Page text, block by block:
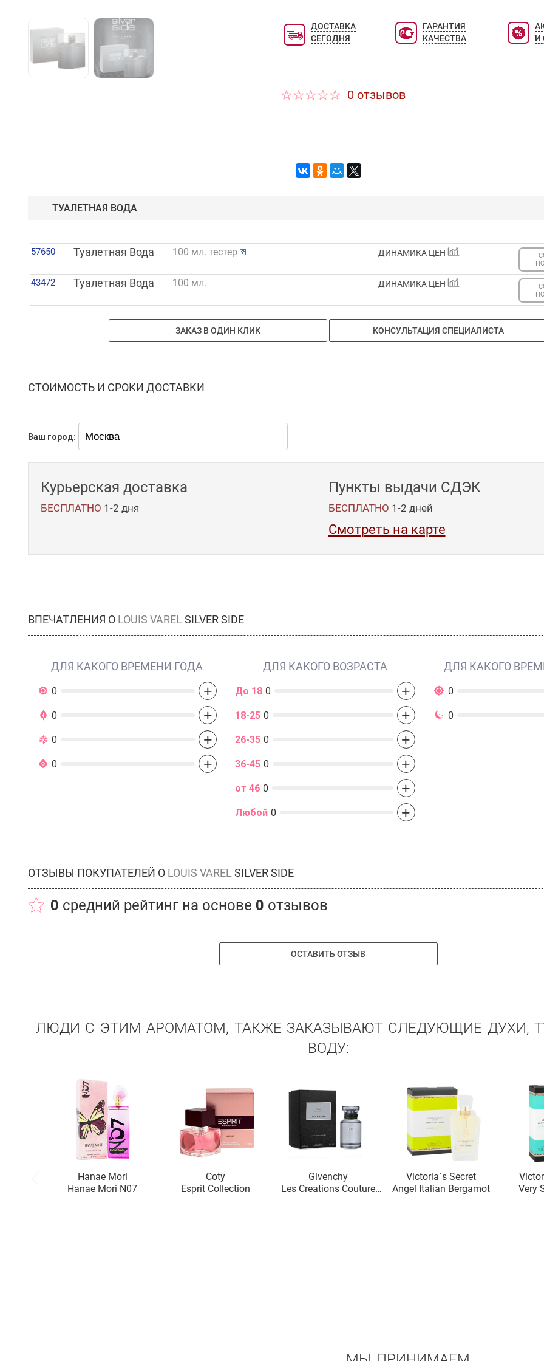
ДОСТАВКА
СЕГОДНЯ
ГАРАНТИЯ
КАЧЕСТВА
И
0 отзывов
ТУАЛЕТНАЯ ВОДА
57650 Туалетная Вода 100 мл. тестер ДИНАМИКА ЦЕН
43472 Туалетная Вода 100 мл. ДИНАМИКА ЦЕН
ЗАКАЗ В ОДИН КЛИК КОНСУЛЬТАЦИЯ СПЕЦИАЛИСТА
СТОИМОСТЬ И СРОКИ ДОСТАВКИ
Ваш город:
Курьерская доставка
БЕСПЛАТНО 1-2 дня
Пункты выдачи СДЭК
БЕСПЛАТНО 1-2 дней
Смотреть на карте
ВПЕЧАТЛЕНИЯ О LOUIS VARELSILVER SIDE
ДЛЯ КАКОГО ВРЕМЕНИ ГОДА
0 +
0 +
0 +
0 +
ДЛЯ КАКОГО ВОЗРАСТА
До 18 0 +
18-25 0 +
26-35 0 +
36-45 0 +
от 46 0 +
Любой 0 +
ДЛЯ КАКОГО
0
0
ОТЗЫВЫ ПОКУПАТЕЛЕЙ О LOUIS VAREL SILVER SIDE
0 средний рейтинг на основе 0 отзывов
ОСТАВИТЬ ОТЗЫВ
ЛЮДИ С ЭТИМ АРОМАТОМ, ТАКЖЕ ЗАКАЗЫВАЮТ СЛЕДУЮЩИЕ ДУХИ,
ВОДУ:
Hanae Mori
Hanae Mori N07
Coty
Esprit Collection
Givenchy
Les Creations Couture
Victoria`s Secret
Angel Italian Bergamot
Very